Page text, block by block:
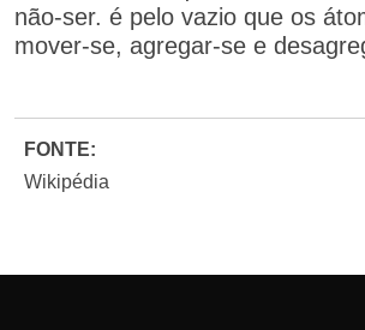
não-ser. é pelo vazio que os
mover-se, agregar-se e
FONTE:
Wikipédia